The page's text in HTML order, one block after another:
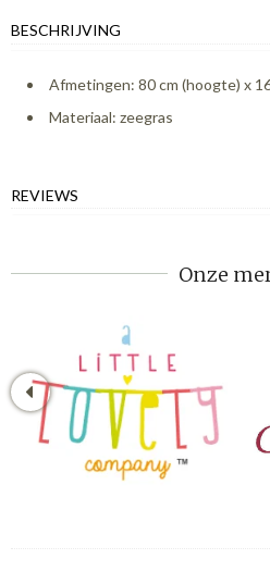
BESCHRIJVING
Afmetingen: 80 cm (hoogte) x
Materiaal: zeegras
REVIEWS
Onze